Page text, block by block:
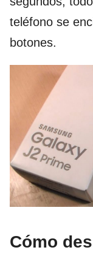
teléfono se
botones.
Cómo